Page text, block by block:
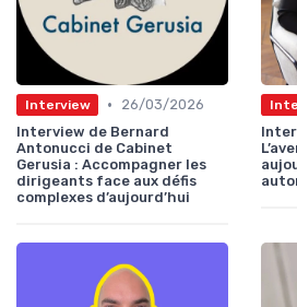
Interview •
26/03/2026
Interview de Bernard
Antonucci de Cabinet
Gerusia : Accompagner les
dirigeants face aux défis
complexes d’aujourd’hui